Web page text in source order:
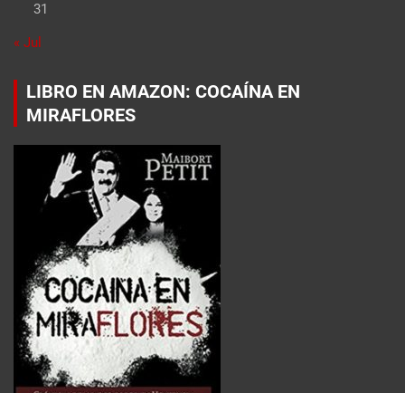
31
« Jul
LIBRO EN AMAZON: COCAÍNA EN
MIRAFLORES